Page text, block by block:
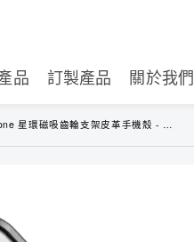
品 訂製產品 關於我們
環磁吸齒輪支架皮革手機殼 - 360°旋轉 MagSafe 防摔保護殼（7126）